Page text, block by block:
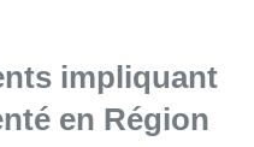
impliquant
en Région